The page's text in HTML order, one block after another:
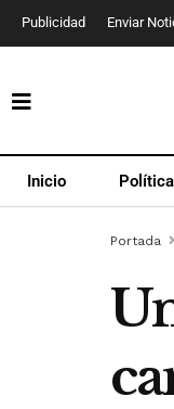
Publicidad Enviar
Inicio Política
Portada